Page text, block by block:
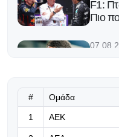
F1:
Πιο
# Ομάδα
1 ΑΕΚ